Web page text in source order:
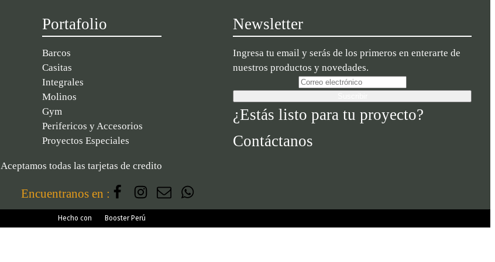
Portafolio
Barcos
Casitas
Integrales
Molinos
Gym
Perifericos y Accesorios
Proyectos Especiales
Newsletter
Ingresa tu email y serás de los primeros en enterarte de
nuestros productos y novedades.
¿Estás listo para tu proyecto?
Contáctanos
Aceptamos todas las tarjetas de credito
Encuentranos en :
Hecho con Booster Perú